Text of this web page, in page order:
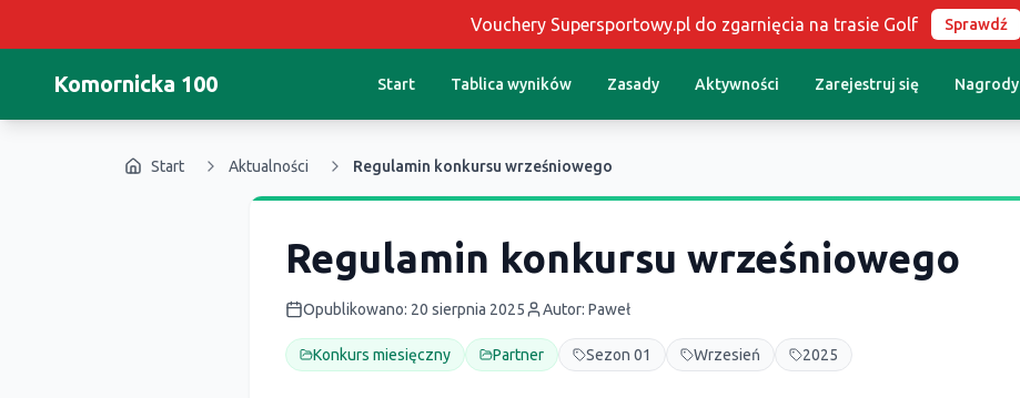
Vouchery Supersportowy.pl do zgarnięcia na trasie Golf Sprawdź
Komornicka 100 Start Tablica wyników Zasady Aktywności Zarejestruj się Nagrody
Start Aktualności Regulamin konkursu wrześniowego
Regulamin konkursu wrześniowego
Opublikowano: 20 sierpnia 2025 Autor: Paweł
Konkurs miesięczny Partner Sezon 01 Wrzesień 2025